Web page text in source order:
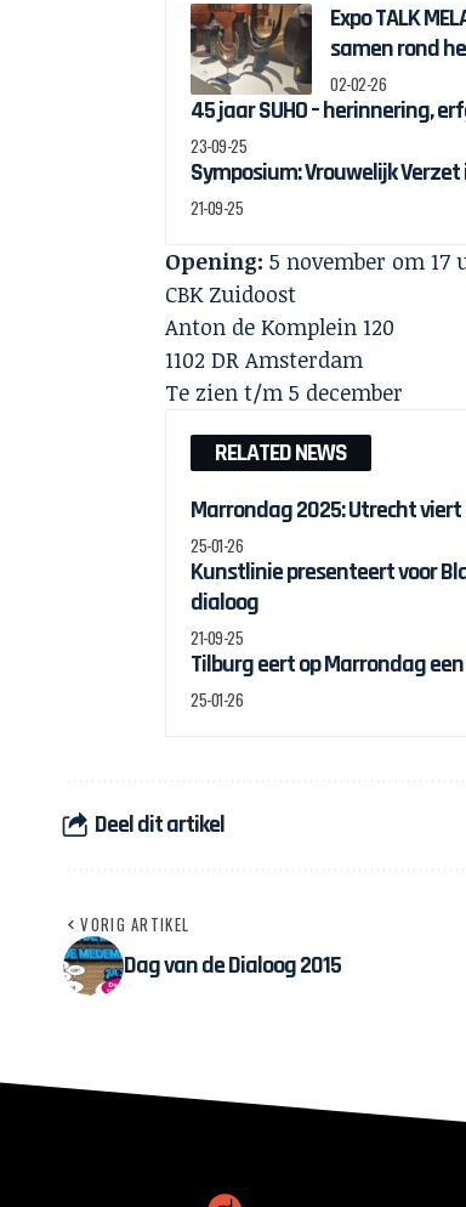
Expo TALK
samen rond
02-02-26
45 jaar SUHO – herinnering,
23-09-25
Symposium: Vrouwelijk
21-09-25
Opening: 5 november om 17
CBK Zuidoost
Anton de Komplein 120
1102 DR Amsterdam
Te zien t/m 5 december
RELATED NEWS
Marrondag 2025: Utrecht
25-01-26
Kunstlinie presenteert voor
dialoog
21-09-25
Tilburg eert op Marrondag
25-01-26
Deel dit artikel
VORIG ARTIKEL
Dag van de Dialoog 2015